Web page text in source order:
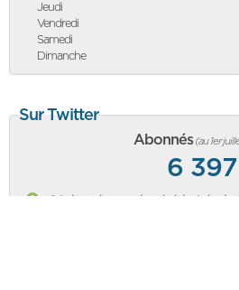
Jeudi
Vendredi
Samedi
Dimanche
Sur Twitter
Abonnés (au 1er
6 397
+24 abonnés vs mois précédent,